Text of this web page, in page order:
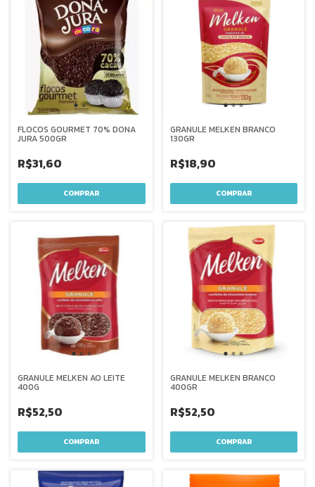
FLOCOS GOURMET 70% DONA
JURA 500GR
R$31,60
GRANULE MELKEN BRANCO
130GR
R$18,90
GRANULE MELKEN AO LEITE
400G
R$52,50
GRANULE MELKEN BRANCO
400GR
R$52,50